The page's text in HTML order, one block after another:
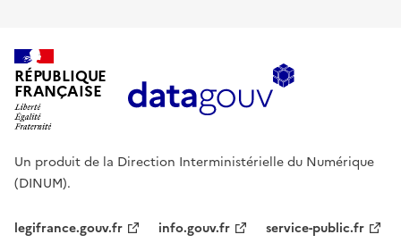
RÉPUBLIQUE
FRANÇAISE
Un produit de la Direction Interministérielle du Numérique
(DINUM).
legifrance.gouv.fr info.gouv.fr service-public.fr